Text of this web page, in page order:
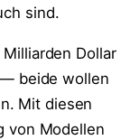
sind.
Dollar
beide wollen
Mit diesen
von Modellen